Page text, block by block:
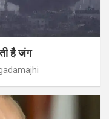
है जंग